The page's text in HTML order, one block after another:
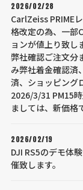
2026/02/28
CarlZeiss PRIME
格改定の為、一部
ョンが値上り致し
弊社確認ご注文分
み弊社着金確認済
済、ショッピング
2026/3/31 PM15
ましては、新価格
2026/02/19
DJI RS5のデモ体
催致します。